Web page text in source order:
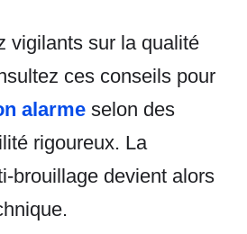
vigilants sur la qualité
ces conseils pour
alarme selon des
rigoureux. La
brouillage devient alors